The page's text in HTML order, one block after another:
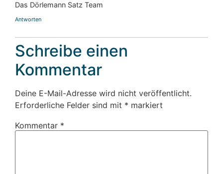
Das Dörlemann Satz Team
Antworten
Schreibe einen
Kommentar
Deine E-Mail-Adresse wird nicht veröffentlicht.
Erforderliche Felder sind mit * markiert
Kommentar *